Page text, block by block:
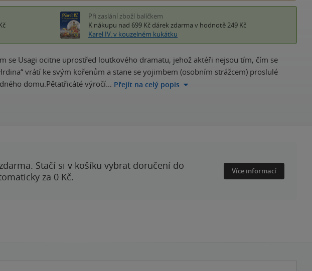
Při zaslání zboží balíčkem
K nákupu nad 699 Kč dárek zdarma v hodnotě 249 Kč
Karel IV. v kouzelném kukátku
se Usagi ocitne uprostřed loutkového dramatu, jehož aktéři nejsou tím, čím se
vrátí ke svým kořenům a stane se yojimbem (osobním strážcem) proslulé
domu.Pětatřicáté výročí… Přejít na celý popis
Stačí si v košíku vybrat doručení do
za 0 Kč.
Více informací